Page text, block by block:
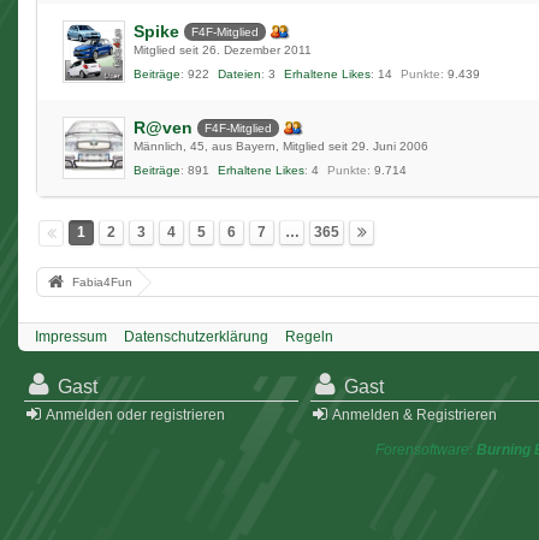
Spike
F4F-Mitglied
Mitglied seit 26. Dezember 2011
Beiträge
922 Dateien 3 Erhaltene Likes 14 Punkte 9.439
R@ven
F4F-Mitglied
Männlich
45 aus Bayern
Mitglied seit 29. Juni 2006
Beiträge
891 Erhaltene Likes 4 Punkte 9.714
1 2 3 4 5 6 7 … 365
Fabia4Fun
Impressum Datenschutzerklärung Regeln
Gast
Anmelden oder registrieren
Gast
Anmelden & Registrieren
Forensoftware: Burning